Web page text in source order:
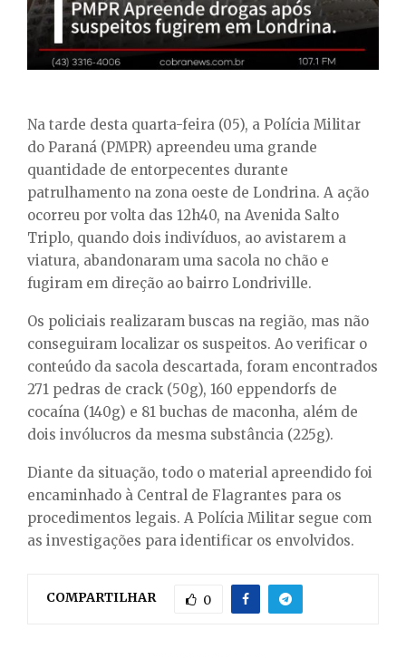
Na tarde desta quarta-feira (05), a Polícia Militar
do Paraná (PMPR) apreendeu uma grande
quantidade de entorpecentes durante
patrulhamento na zona oeste de Londrina. A ação
ocorreu por volta das 12h40, na Avenida Salto
Triplo, quando dois indivíduos, ao avistarem a
viatura, abandonaram uma sacola no chão e
fugiram em direção ao bairro Londriville.
Os policiais realizaram buscas na região, mas não
conseguiram localizar os suspeitos. Ao verificar o
conteúdo da sacola descartada, foram encontrados
271 pedras de crack (50g), 160 eppendorfs de
cocaína (140g) e 81 buchas de maconha, além de
dois invólucros da mesma substância (225g).
Diante da situação, todo o material apreendido foi
encaminhado à Central de Flagrantes para os
procedimentos legais. A Polícia Militar segue com
as investigações para identificar os envolvidos.
COMPARTILHAR 0